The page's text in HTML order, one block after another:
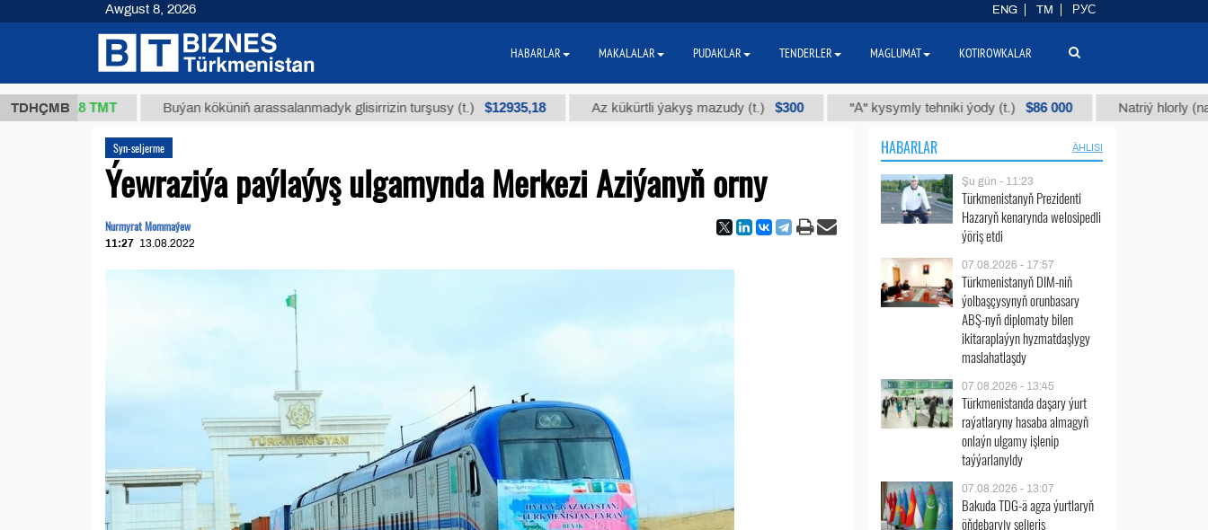
TDHÇMB
37,8 ТМТ Buýan köküniň arassalanmadyk glisirrizin turşusy (t.) $12935,18 Az kükürtli ýakyş mazudy (t.) $300 "А" kysymly tehniki ýody (t.) $86 000 Natriý hlorly (nahar
Syn-seljerme
Ýewraziýa paýlaýyş ulgamynda Merkezi Aziýanyň orny
Nurmyrat Mommaýew
11:27 13.08.2022
HABARLAR ÄHLISI
Şu gün - 11:23
Türkmenistanyň Prezidenti
Hazaryň kenarynda welosipedli
ýöriş etdi
07.08.2026 - 17:57
Türkmenistanyň DIM-niň
ýolbaşçysynyň orunbasary
ABŞ-nyň diplomaty bilen
ikitaraplaýyn hyzmatdaşlygy
maslahatlaşdy
07.08.2026 - 13:45
Türkmenistanda daşary ýurt
raýatlaryny hasaba almagyň
onlaýn ulgamy işlenip
taýýarlanyldy
07.08.2026 - 13:07
Bakuda TDG-ä agza ýurtlaryň
öňdebaryjy seljeriş
Awgust 8, 2026 ENG TM РУС
HABARLAR MAKALALAR PUDAKLAR TENDERLER MAGLUMAT KOTIROWKALAR